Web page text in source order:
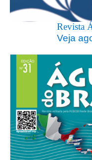
Revista
Veja